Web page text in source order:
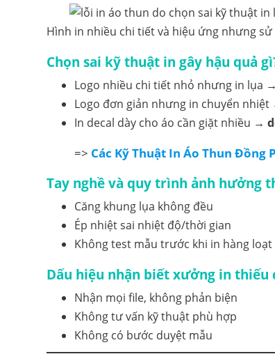
Hình in nhiều chi tiết và hiệu ứng nhưng
Chọn sai kỹ thuật in gây hậu quả
Logo nhiều chi tiết nhỏ nhưng in lụa →
Logo đơn giản nhưng in chuyển nhiệt
In decal dày cho áo cần giặt nhiều →
=> Các Kỹ Thuật In Áo Thun Đồng
Tay nghề và quy trình ảnh hưởng
Căng khung lụa không đều
Ép nhiệt sai nhiệt độ/thời gian
Không test mẫu trước khi in hàng loạt
Dấu hiệu nhận biết xưởng in thiếu
Nhận mọi file, không phản biện
Không tư vấn kỹ thuật phù hợp
Không có bước duyệt mẫu